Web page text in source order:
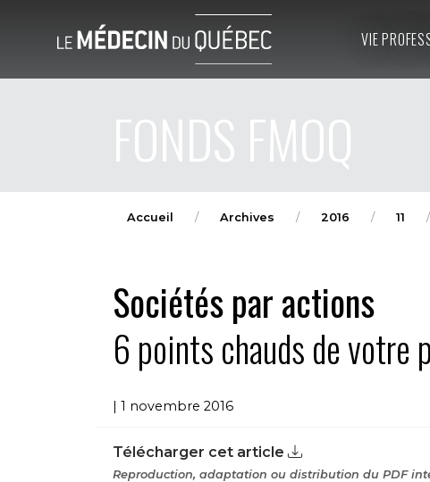
VIE
FONDS FMOQ
Accueil Archives 2016 11
Sociétés par actions
6 points chauds de
| 1 novembre 2016
Télécharger cet article
Reproduction, adaptation ou distribution du PDF